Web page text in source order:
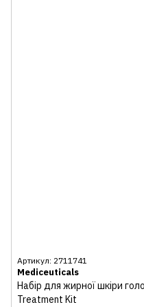
Артикул: 2711741
Mediceuticals
Набір для жирної шкіри
Treatment Kit